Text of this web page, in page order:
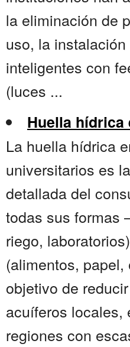
la eliminación de
uso, la
inteligentes con
(luces ...
Huella hídrica
La huella hídrica
universitarios es
detallada del
todas sus formas
riego,
(alimentos,
objetivo de
acuíferos locales,
regiones con